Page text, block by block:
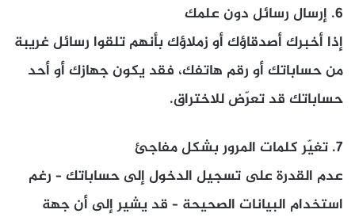
6. إرسال رسائل دون علمك
إذا أخبرك أصدقاؤك أو زملاؤك بأنهم تلقوا رسائل غريبة
من حساباتك أو رقم هاتفك، فقد يكون جهازك أو أحد
حساباتك قد تعرّض للاختراق.
7. تغيّر كلمات المرور بشكل مفاجئ
عدم القدرة على تسجيل الدخول إلى حساباتك – رغم
استخدام البيانات الصحيحة – قد يشير إلى أن جهة